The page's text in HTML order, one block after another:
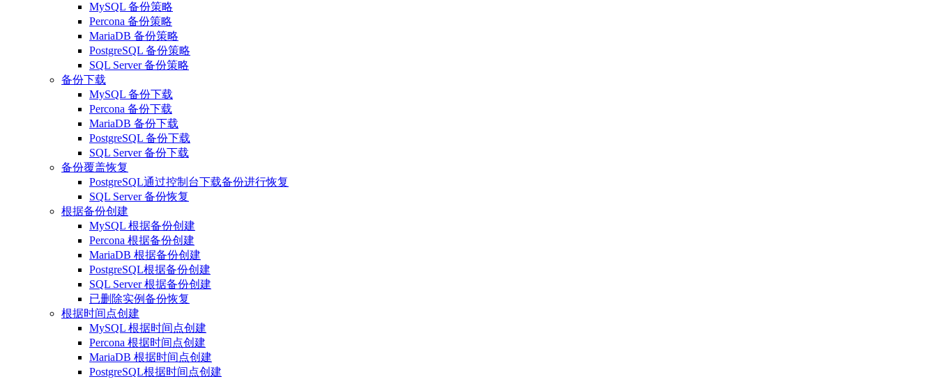
MySQL 备份策略
Percona 备份策略
MariaDB 备份策略
PostgreSQL 备份策略
SQL Server 备份策略
备份下载
MySQL 备份下载
Percona 备份下载
MariaDB 备份下载
PostgreSQL 备份下载
SQL Server 备份下载
备份覆盖恢复
PostgreSQL通过控制台下载备份进行恢复
SQL Server 备份恢复
根据备份创建
MySQL 根据备份创建
Percona 根据备份创建
MariaDB 根据备份创建
PostgreSQL根据备份创建
SQL Server 根据备份创建
已删除实例备份恢复
根据时间点创建
MySQL 根据时间点创建
Percona 根据时间点创建
MariaDB 根据时间点创建
PostgreSQL根据时间点创建